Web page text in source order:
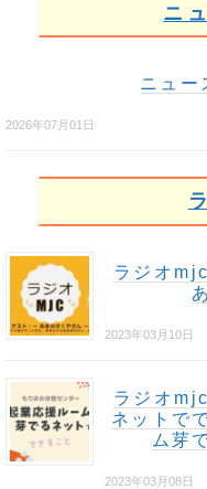
ニ
ニュー
2026年07月01日
ラジオ
2023年03月10日
ラジオ
ネットで
ム芽
2023年03月08日